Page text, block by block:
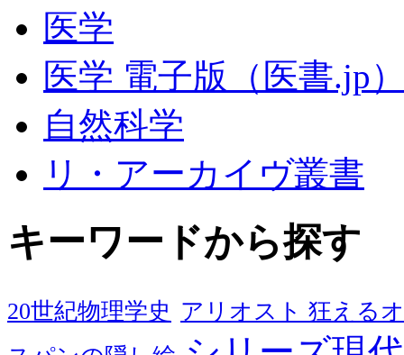
医学
医学 電子版（医書.jp
自然科学
リ・アーカイヴ叢書
キーワードから探す
20世紀物理学史 アリオスト 狂える